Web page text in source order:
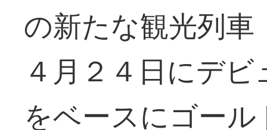
の新たな観光列
４月２４日にデ
をベースにゴー